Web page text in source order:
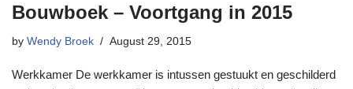
Bouwboek – Voortgang in 2015
by Wendy Broek August 29, 2015
Werkkamer De werkkamer is intussen gestuukt en geschilderd